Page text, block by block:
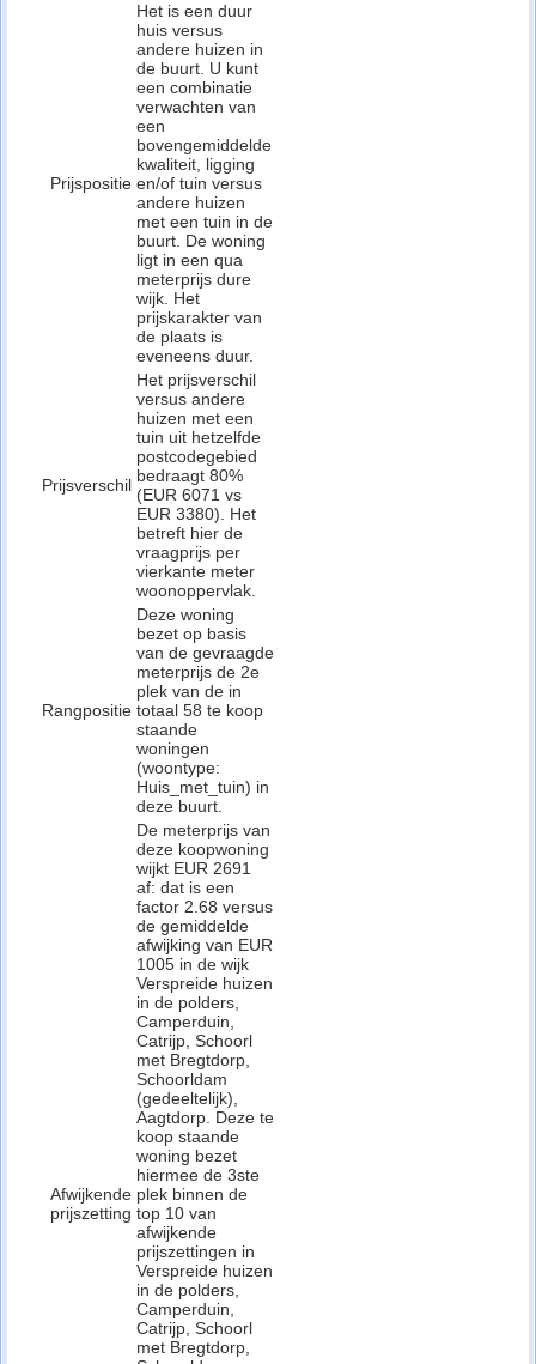
Prijspositie
Het is een duur
huis versus
andere huizen in
de buurt. U kunt
een combinatie
verwachten van
een
bovengemiddelde
kwaliteit, ligging
en/of tuin versus
andere huizen
met een tuin in de
buurt. De woning
ligt in een qua
meterprijs dure
wijk. Het
prijskarakter van
de plaats is
eveneens duur.
Prijsverschil
Het prijsverschil
versus andere
huizen met een
tuin uit hetzelfde
postcodegebied
bedraagt 80%
(EUR 6071 vs
EUR 3380). Het
betreft hier de
vraagprijs per
vierkante meter
woonoppervlak.
Rangpositie
Deze woning
bezet op basis
van de gevraagde
meterprijs de 2e
plek van de in
totaal 58 te koop
staande
woningen
(woontype:
Huis_met_tuin) in
deze buurt.
Afwijkende
prijszetting
De meterprijs van
deze koopwoning
wijkt EUR 2691
af: dat is een
factor 2.68 versus
de gemiddelde
afwijking van EUR
1005 in de wijk
Verspreide huizen
in de polders,
Camperduin,
Catrijp, Schoorl
met Bregtdorp,
Schoorldam
(gedeeltelijk),
Aagtdorp. Deze te
koop staande
woning bezet
hiermee de 3ste
plek binnen de
top 10 van
afwijkende
prijszettingen in
Verspreide huizen
in de polders,
Camperduin,
Catrijp, Schoorl
met Bregtdorp,